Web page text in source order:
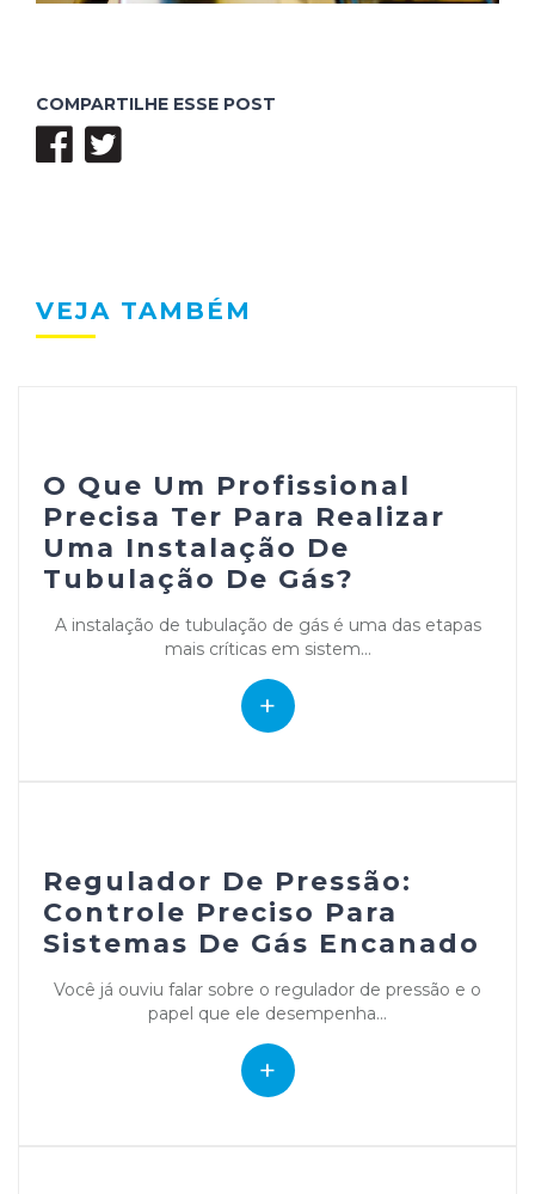
COMPARTILHE ESSE POST
VEJA TAMBÉM
O Que Um Profissional
Precisa Ter Para Realizar
Uma Instalação De
Tubulação De Gás?
A instalação de tubulação de gás é uma das etapas
mais críticas em sistem...
+
Regulador De Pressão:
Controle Preciso Para
Sistemas De Gás Encanado
Você já ouviu falar sobre o regulador de pressão e o
papel que ele desempenha...
+